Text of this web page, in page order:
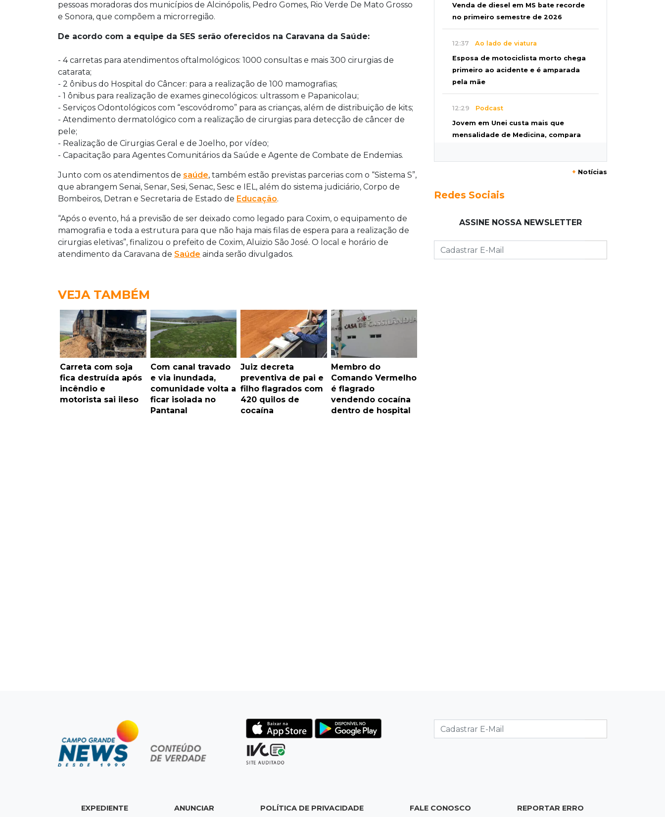
pessoas moradoras dos municípios de Alcinópolis, Pedro Gomes, Rio Verde De Mato Grosso
e Sonora, que compõem a microrregião.
De acordo com a equipe da SES serão oferecidos na Caravana da Saúde:
- 4 carretas para atendimentos oftalmológicos: 1000 consultas e mais 300 cirurgias de
catarata;
- 2 ônibus do Hospital do Câncer: para a realização de 100 mamografias;
- 1 ônibus para realização de exames ginecológicos: ultrassom e Papanicolau;
- Serviços Odontológicos com “escovódromo” para as crianças, além de distribuição de kits;
- Atendimento dermatológico com a realização de cirurgias para detecção de câncer de
pele;
- Realização de Cirurgias Geral e de Joelho, por vídeo;
- Capacitação para Agentes Comunitários da Saúde e Agente de Combate de Endemias.
Junto com os atendimentos de saúde, também estão previstas parcerias com o “Sistema S”,
que abrangem Senai, Senar, Sesi, Senac, Sesc e IEL, além do sistema judiciário, Corpo de
Bombeiros, Detran e Secretaria de Estado de Educação.
“Após o evento, há a previsão de ser deixado como legado para Coxim, o equipamento de
mamografia e toda a estrutura para que não haja mais filas de espera para a realização de
cirurgias eletivas”, finalizou o prefeito de Coxim, Aluizio São José. O local e horário de
atendimento da Caravana de Saúde ainda serão divulgados.
VEJA TAMBÉM
Carreta com soja
fica destruída após
incêndio e
motorista sai ileso
Com canal travado
e via inundada,
comunidade volta a
ficar isolada no
Pantanal
Juiz decreta
preventiva de pai e
filho flagrados com
420 quilos de
cocaína
Membro do
Comando Vermelho
é flagrado
vendendo cocaína
dentro de hospital
Venda de diesel em MS bate recorde
no primeiro semestre de 2026
12:37 Ao lado de viatura
Esposa de motociclista morto chega
primeiro ao acidente e é amparada
pela mãe
12:29 Podcast
Jovem em Unei custa mais que
mensalidade de Medicina, compara
reforça combate à violência contra
Amigos se despedem de Scalise e
à casa de mulher que conheceu na
internet
+ Notícias
Redes Sociais
ASSINE NOSSA NEWSLETTER
EXPEDIENTE ANUNCIAR POLÍTICA DE PRIVACIDADE FALE CONOSCO REPORTAR ERRO